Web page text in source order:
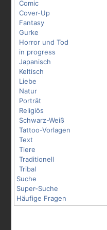
Comic
Cover-Up
Fantasy
Gurke
Horror und Tod
in progress
Japanisch
Keltisch
Liebe
Natur
Porträt
Religiös
Schwarz-Weiß
Tattoo-Vorlagen
Text
Tiere
Traditionell
Tribal
Suche
Super-Suche
Häufige Fragen